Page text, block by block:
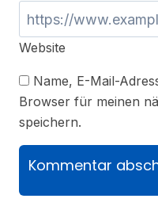
Website
Name, E-Mail-
Browser für meinen
speichern.